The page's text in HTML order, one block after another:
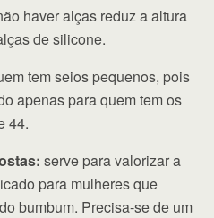
haver alças reduz a altura
de silicone.
tem seios pequenos, pois
apenas para quem tem os
44.
serve para valorizar a
para mulheres que
bumbum. Precisa-se de um